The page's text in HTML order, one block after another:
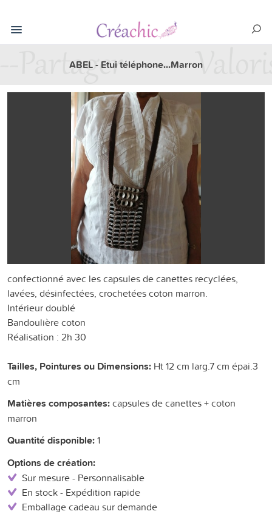
ABEL - Etui téléphone...Marron
confectionné avec les capsules de canettes recyclées,
lavées, désinfectées, crochetées coton marron.
Intérieur doublé
Bandoulière coton
Réalisation : 2h 30
Tailles, Pointures ou Dimensions: Ht 12 cm larg.7 cm épai.3
cm
Matières composantes:capsules de canettes + coton
marron
Quantité disponible:1
Options de création:
Sur mesure - Personnalisable
En stock - Expédition rapide
Emballage cadeau sur demande